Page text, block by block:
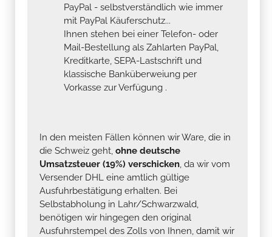
PayPal - selbstverständlich wie immer
mit PayPal Käuferschutz...
Ihnen stehen bei einer Telefon- oder
Mail-Bestellung als Zahlarten PayPal,
Kreditkarte, SEPA-Lastschrift und
klassische Banküberweiung per
Vorkasse zur Verfügung .
In den meisten Fällen können wir Ware, die in
die Schweiz geht, ohne deutsche
Umsatzsteuer (19%) verschicken, da wir vom
Versender DHL eine amtlich gültige
Ausfuhrbestätigung erhalten. Bei
Selbstabholung in Lahr/Schwarzwald,
benötigen wir hingegen den original
Ausfuhrstempel des Zolls von Ihnen, damit wir